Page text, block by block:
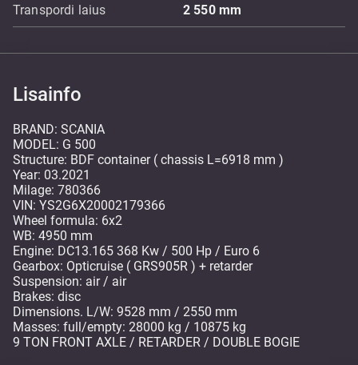
Transpordi laius 2 550 mm
Lisainfo
BRAND: SCANIA
MODEL: G 500
Structure: BDF container ( chassis L=6918 mm )
Year: 03.2021
Milage: 780366
VIN: YS2G6X20002179366
Wheel formula: 6x2
WB: 4950 mm
Engine: DC13.165 368 Kw / 500 Hp / Euro 6
Gearbox: Opticruise ( GRS905R ) + retarder
Suspension: air / air
Brakes: disc
Dimensions. L/W: 9528 mm / 2550 mm
Masses: full/empty: 28000 kg / 10875 kg
9 TON FRONT AXLE / RETARDER / DOUBLE BOGIE